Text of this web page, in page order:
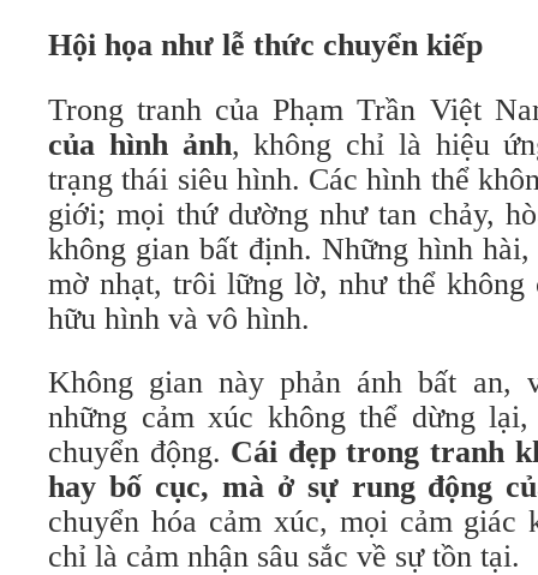
Hội họa như lễ thức chuyển kiếp
Trong tranh của Phạm Trần Việt
của hình ảnh, không chỉ là hiệu
trạng thái siêu hình. Các hình thể
giới; mọi thứ dường như tan chảy,
không gian bất định. Những hình
mờ nhạt, trôi lững lờ, như thể không
hữu hình và vô hình.
Không gian này phản ánh bất an,
những cảm xúc không thể dừng
chuyển động. Cái đẹp trong tranh
hay bố cục, mà ở sự rung động
chuyển hóa cảm xúc, mọi cảm giác
chỉ là cảm nhận sâu sắc về sự tồn tại.